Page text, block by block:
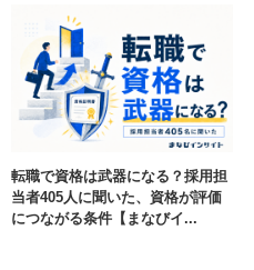
転職で資格は武器になる？採用担
当者405人に聞いた、資格が評価
につながる条件【まなびイ...